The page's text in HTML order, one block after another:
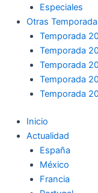
Especiales
Otras
Temporada
Temporada
Temporada
Temporada
Temporada
Inicio
Actualidad
España
México
Francia